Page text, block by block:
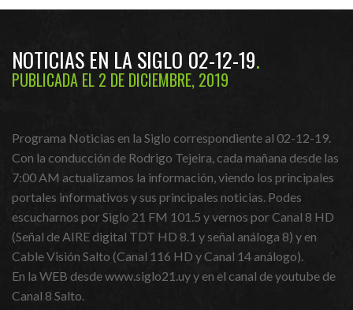
NOTICIAS EN LA SIGLO 02-12-19
PUBLICADA EL 2 DE DICIEMBRE, 2019
Programa Noticias en la Siglo correspondiente al 02-12-19.
Con la conducción de Rodrigo Tejeira, cada mañana desde las
7:00 AM actualizamos la información, viendo los principales
portales informativos y sus principales noticias. Podes
escucharnos por Siglo 21 FM 101.5 y vernos por Canal 8 HD
(Señal de AIRE digital TDT HD 8.1 y señal análoga 8) y en
Cable Visión Salto (Canal 116 HD y Canal 14 análogo).
En la WEB desde www.siglo21.uy y en el canal de youtube de
Canal 8 Salto.